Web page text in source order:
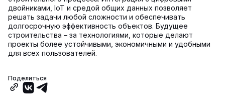
двойниками, IoT и средой общих данных позволяет
решать задачи любой сложности и обеспечивать
долгосрочную эффективность объектов. Будущее
строительства – за технологиями, которые делают
проекты более устойчивыми, экономичными и удобными
для всех пользователей.
Поделиться